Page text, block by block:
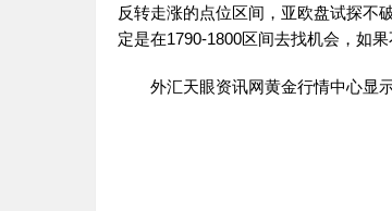
反转走涨的点位区间，亚欧盘试探不
定是在1790-1800区间去找机会，如
外汇天眼资讯网黄金行情中心显示